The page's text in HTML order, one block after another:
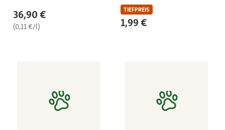
36,90 €
(0,11 €/l)
TIEFPREIS
1,99 €